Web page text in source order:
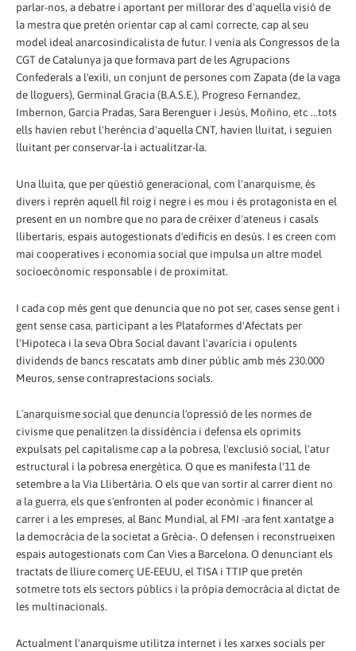
parlar-nos, a debatre i aportant per millorar des d'aquella visió de
la mestra que pretén orientar cap al camí correcte, cap al seu
model ideal anarcosindicalista de futur. I venia als Congressos de la
CGT de Catalunya ja que formava part de les Agrupacions
Confederals a l'exili, un conjunt de persones com Zapata (de la vaga
de lloguers), Germinal Gracia (B.A.S.E.), Progreso Fernandez,
Imbernon, Garcia Pradas, Sara Berenguer i Jesús, Moñino, etc ...tots
ells havien rebut l'herència d'aquella CNT, havien lluitat, i seguien
lluitant per conservar-la i actualitzar-la.
Una lluita, que per qüestió generacional, com l'anarquisme, és
divers i reprèn aquell fil roig i negre i es mou i és protagonista en el
present en un nombre que no para de créixer d'ateneus i casals
llibertaris, espais autogestionats d'edificis en desús. I es creen com
mai cooperatives i economia social que impulsa un altre model
socioecònomic responsable i de proximitat.
I cada cop més gent que denuncia que no pot ser, cases sense gent i
gent sense casa, participant a les Plataformes d'Afectats per
l'Hipoteca i la seva Obra Social davant l'avarícia i opulents
dividends de bancs rescatats amb diner públic amb més 230.000
Meuros, sense contraprestacions socials.
L´anarquisme social que denuncia l'opressió de les normes de
civisme que penalitzen la dissidència i defensa els oprimits
expulsats pel capitalisme cap a la pobresa, l'exclusió social, l'atur
estructural i la pobresa energètica. O que es manifesta l'11 de
setembre a la Via Llibertària. O els que van sortir al carrer dient no
a la guerra, els que s'enfronten al poder econòmic i financer al
carrer i a les empreses, al Banc Mundial, al FMI -ara fent xantatge a
la democràcia de la societat a Grècia-. O defensen i reconstrueixen
espais autogestionats com Can Vies a Barcelona. O denunciant els
tractats de lliure comerç UE-EEUU, el TISA i TTIP que pretén
sotmetre tots els sectors públics i la pròpia democràcia al dictat de
les multinacionals.
Actualment l'anarquisme utilitza internet i les xarxes socials per